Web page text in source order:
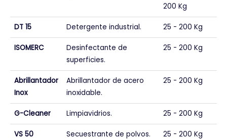
200 Kg
DT 15 Detergente industrial. 25 - 200 Kg
ISOMERC
Desinfectante de
superficies.
25 - 200 Kg
Abrillantador
Inox
Abrillantador de acero
inoxidable.
25 - 200 Kg
G-Cleaner Limpiavidrios. 25 - 200 Kg
VS 50 Secuestrante de polvos. 25 - 200 Kg